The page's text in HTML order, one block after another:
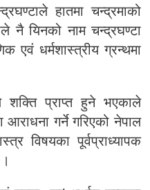
हातमा चन्द्रमाको
नै यिनको नाम चन्द्रघण्टा
एवं धर्मशास्त्रीय ग्रन्थमा
शक्ति प्राप्त हुने भएकाले
गर्ने गरिएको नेपाल
विषयका पूर्वप्राध्यापक